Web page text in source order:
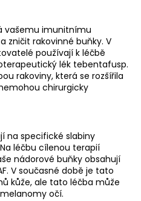
vašemu imunitnímu
zničit rakovinné buňky. V
používají k léčbě
lék tebentafusp.
rakoviny, která se rozšířila
chirurgicky
na specifické slabiny
léčbu cílenou terapií
nádorové buňky obsahují
V současné době je tato
kůže, ale tato léčba může
očí.